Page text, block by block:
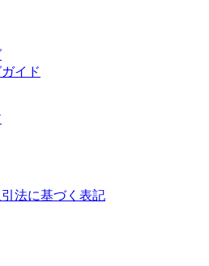
イド
法に基づく表記